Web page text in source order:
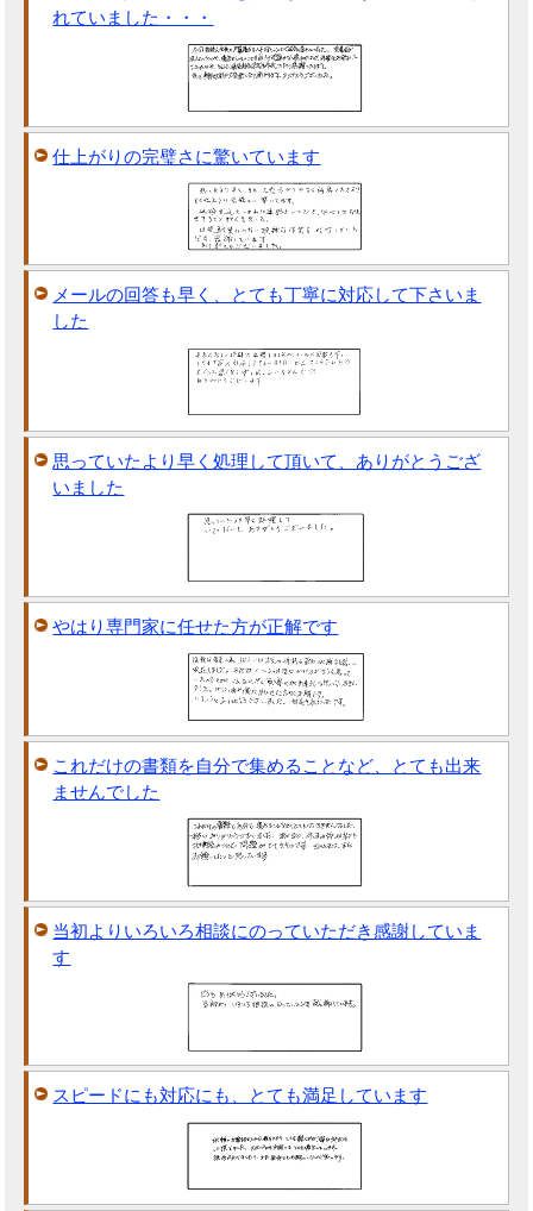
れていました・・・
仕上がりの完璧さに驚いています
メールの回答も早く、とても丁寧に対応して下さいま
した
思っていたより早く処理して頂いて、ありがとうござ
いました
やはり専門家に任せた方が正解です
これだけの書類を自分で集めることなど、とても出来
ませんでした
当初よりいろいろ相談にのっていただき感謝していま
す
スピードにも対応にも、とても満足しています